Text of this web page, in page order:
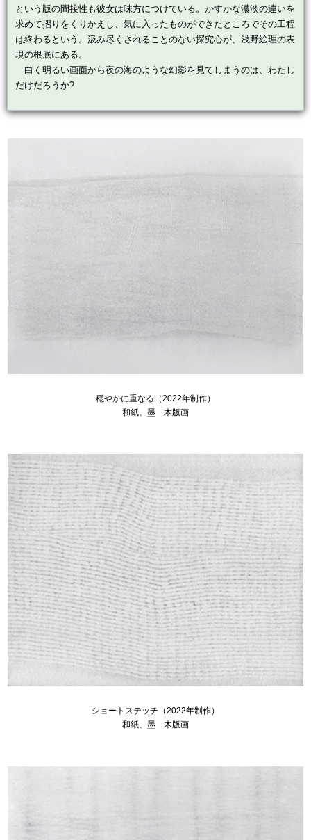
という版の間接性も彼女は味方につけている。かすかな濃淡の違いを
求めて摺りをくりかえし、気に入ったものができたところでその工程
は終わるという。汲み尽くされることのない探究心が、浅野絵理の表
現の根底にある。
白く明るい画面から夜の海のような幻影を見てしまうのは、わたし
だけだろうか?
穏やかに重なる（2022年制作）
和紙、墨 木版画
ショートステッチ（2022年制作）
和紙、墨 木版画